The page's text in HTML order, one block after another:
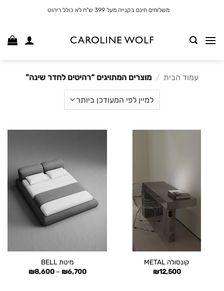
משלוחים חינם בקנייה מעל 399 ש"ח לא כולל ריהוט
עמוד הבית / מוצרים המתויגים “רהיטים לחדר שינה”
קונסולה METAL
₪12,500
מיטת BELL
₪6,700
–
₪8,600